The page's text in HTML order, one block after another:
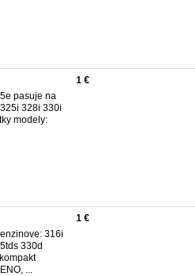
pasuje na
328i 330i
modely:
1 €
316i
330d
...
1 €